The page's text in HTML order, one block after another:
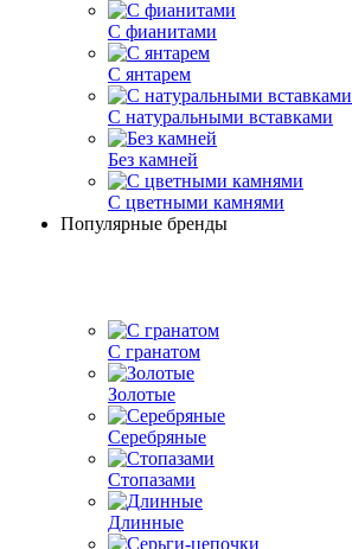
С фианитами
С янтарем
С натуральными вставками
Без камней
С цветными камнями
Популярные бренды
С гранатом
Золотые
Серебряные
Стопазами
Длинные